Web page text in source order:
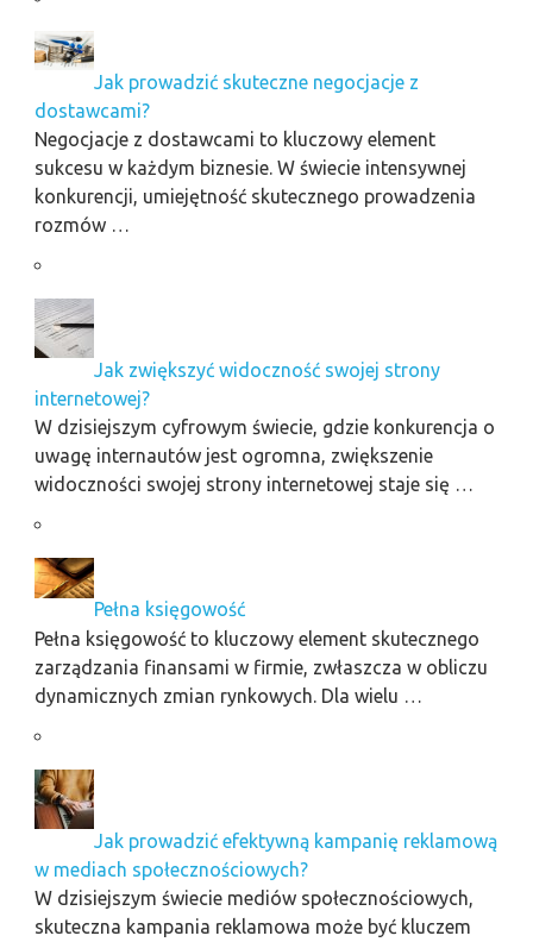
Jak prowadzić skuteczne negocjacje z
dostawcami?
Negocjacje z dostawcami to kluczowy element
sukcesu w każdym biznesie. W świecie intensywnej
konkurencji, umiejętność skutecznego prowadzenia
rozmów …
Jak zwiększyć widoczność swojej strony
internetowej?
W dzisiejszym cyfrowym świecie, gdzie konkurencja o
uwagę internautów jest ogromna, zwiększenie
widoczności swojej strony internetowej staje się …
Pełna księgowość
Pełna księgowość to kluczowy element skutecznego
zarządzania finansami w firmie, zwłaszcza w obliczu
dynamicznych zmian rynkowych. Dla wielu …
Jak prowadzić efektywną kampanię reklamową
w mediach społecznościowych?
W dzisiejszym świecie mediów społecznościowych,
skuteczna kampania reklamowa może być kluczem